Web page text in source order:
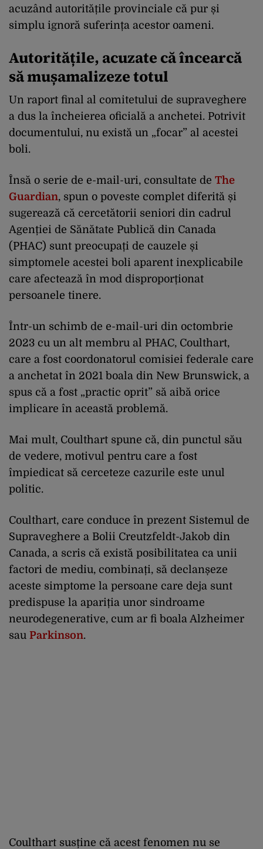
acuzând autoritățile provinciale că pur și
simplu ignoră suferința acestor oameni.
Autoritățile, acuzate că încearcă
să mușamalizeze totul
Un raport final al comitetului de supraveghere
a dus la încheierea oficială a anchetei. Potrivit
documentului, nu există un „focar” al acestei
boli.
Însă o serie de e-mail-uri, consultate de The
Guardian, spun o poveste complet diferită și
sugerează că cercetătorii seniori din cadrul
Agenției de Sănătate Publică din Canada
(PHAC) sunt preocupați de cauzele și
simptomele acestei boli aparent inexplicabile
care afectează în mod disproporționat
persoanele tinere.
Într-un schimb de e-mail-uri din octombrie
2023 cu un alt membru al PHAC, Coulthart,
care a fost coordonatorul comisiei federale care
a anchetat în 2021 boala din New Brunswick, a
spus că a fost „practic oprit” să aibă orice
implicare în această problemă.
Mai mult, Coulthart spune că, din punctul său
de vedere, motivul pentru care a fost
împiedicat să cerceteze cazurile este unul
politic.
Coulthart, care conduce în prezent Sistemul de
Supraveghere a Bolii Creutzfeldt-Jakob din
Canada, a scris că există posibilitatea ca unii
factori de mediu, combinați, să declanșeze
aceste simptome la persoane care deja sunt
predispuse la apariția unor sindroame
neurodegenerative, cum ar fi boala Alzheimer
sau Parkinson.
Coulthart susține că acest fenomen nu se